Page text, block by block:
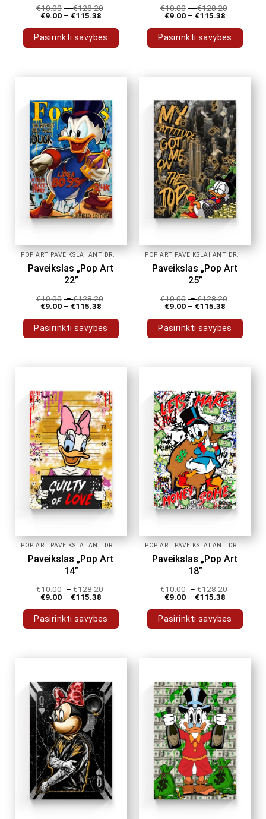
€10.00 –€128.20
€9.00 – €115.38
Pasirinkti savybes
variants.
The
options
may
be
chosen
on
the
product
page
€10.00 –€128.20
€9.00 – €115.38
Pasirinkti savybes
variants.
The
options
may
be
chosen
on
the
product
page
Paveikslas „Pop Art
22”
€10.00 –€128.20
€9.00 – €115.38
Pasirinkti savybes
variants.
The
options
may
be
chosen
on
the
product
page
Paveikslas „Pop Art
25”
€10.00 –€128.20
€9.00 – €115.38
Pasirinkti savybes
variants.
The
options
may
be
chosen
on
the
product
page
Paveikslas „Pop Art
14”
€10.00 –€128.20
€9.00 – €115.38
Pasirinkti savybes
variants.
The
options
may
be
chosen
on
the
product
page
Paveikslas „Pop Art
18”
€10.00 –€128.20
€9.00 – €115.38
Pasirinkti savybes
variants.
The
options
may
be
chosen
on
the
product
page